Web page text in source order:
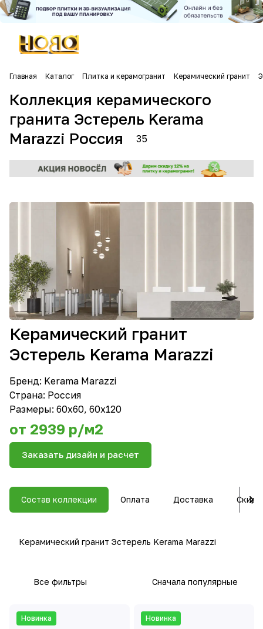
Главная Каталог Плитка и керамогранит Керамический гранит
Коллекция керамического
гранита Эстерель Kerama
Marazzi Россия
35
Керамический гранит
Эстерель Kerama Marazzi
Бренд: Kerama Marazzi
Страна: Россия
Размеры: 60х60, 60х120
от 2939 р/м2
Заказать дизайн и расчет
Состав коллекции Оплата Доставка
Керамический гранит Эстерель Kerama Marazzi
Все фильтры Сначала популярные
Новинка Новинка